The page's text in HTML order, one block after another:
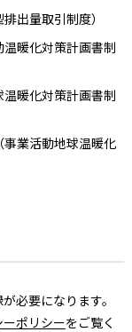
出量取引制度）
暖化対策計画書制
暖化対策計画書制
業活動地球温暖化
必要になります。
ポリシーをご覧く